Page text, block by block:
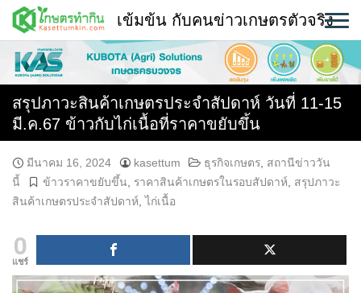
Skip
content
พืช
หน้าแรก
แวดวงเกษตร
ใคร ทำอะไร ที่ไหน
สถานีข่าววันนี้
เข้มข้น กับคนข่าวเกษตรตัวจริง
สรุปภาวะสินค้าเกษตรประจำสัปดาห์ วันที่ 11-15
มี.ค.67 ข้าวกับไก่เนื้อที่ราคาขยับขึ้น
มีนาคม 16, 2024 kasettum ธุรกิจเกษตร, สถานีข่าววัน
นี้
ข้าวราคาขยับขึ้น, ราคาสินค้าเกษตรในรอบสัปดาห์, สรุปภาวะ
สินค้าเกษตรประจำสัปดาห์,ไก่เนื้อ
0
แชร์